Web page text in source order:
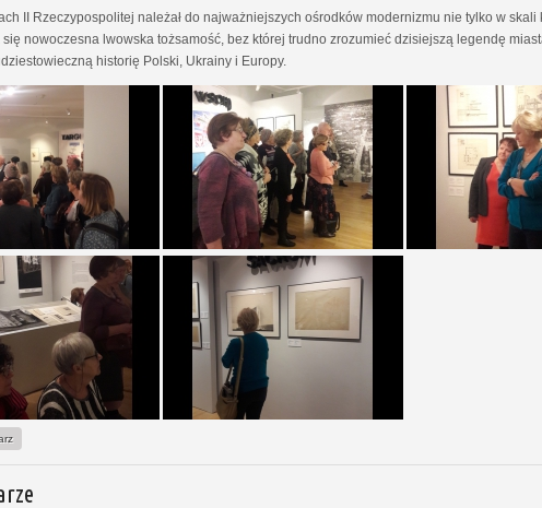
II Rzeczypospolitej należał do najważniejszych ośrodków modernizmu nie tylko w
się nowoczesna lwowska tożsamość, bez której trudno zrozumieć dzisiejszą legendę
historię Polski, Ukrainy i Europy.